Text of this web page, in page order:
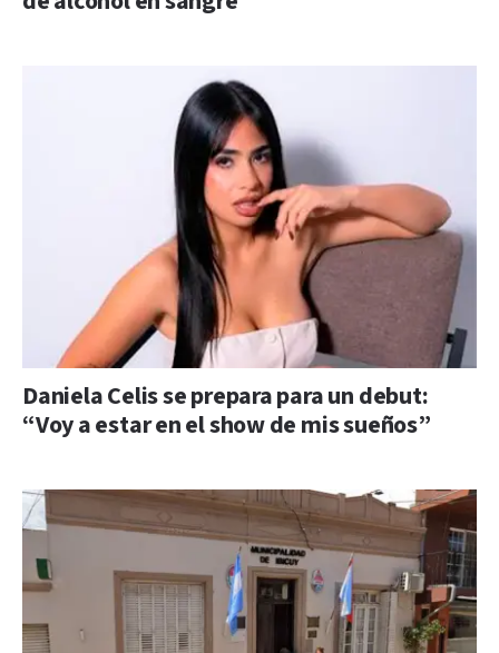
Daniela Celis se prepara para un debut:
“Voy a estar en el show de mis sueños”